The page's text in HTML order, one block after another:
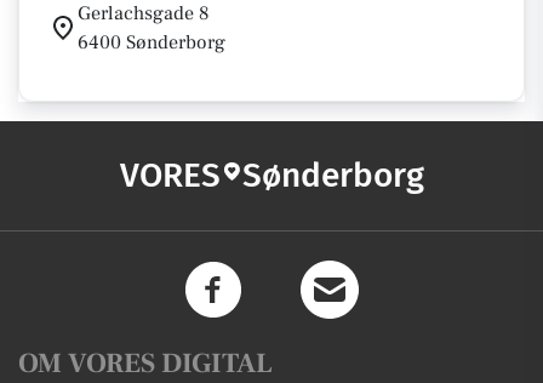
Gerlachsgade 8
6400 Sønderborg
VORES Sønderborg
OM VORES DIGITAL